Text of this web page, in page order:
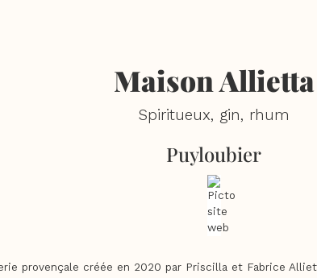
Maison Allietta
Spiritueux, gin, rhum
Puyloubier
provençale créée en 2020 par Priscilla et Fabrice